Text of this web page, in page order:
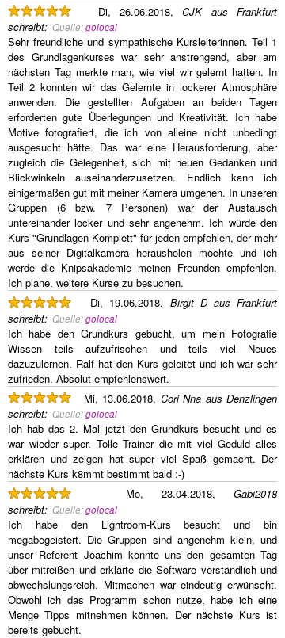
Di, 26.06.2018,CJK aus Frankfurt
schreibt: Quelle:golocal
Sehr freundliche und sympathische Kursleiterinnen. Teil 1
des Grundlagenkurses war sehr anstrengend, aber am
nächsten Tag merkte man, wie viel wir gelernt hatten. In
Teil 2 konnten wir das Gelernte in lockerer Atmosphäre
anwenden. Die gestellten Aufgaben an beiden Tagen
erforderten gute Überlegungen und Kreativität. Ich habe
Motive fotografiert, die ich von alleine nicht unbedingt
ausgesucht hätte. Das war eine Herausforderung, aber
zugleich die Gelegenheit, sich mit neuen Gedanken und
Blickwinkeln auseinanderzusetzen. Endlich kann ich
einigermaßen gut mit meiner Kamera umgehen. In unseren
Gruppen (6 bzw. 7 Personen) war der Austausch
untereinander locker und sehr angenehm. Ich würde den
Kurs "Grundlagen Komplett" für jeden empfehlen, der mehr
aus seiner Digitalkamera herausholen möchte und ich
werde die Knipsakademie meinen Freunden empfehlen.
Ich plane, weitere Kurse zu besuchen.
Di, 19.06.2018, Birgit D aus Frankfurt
schreibt: Quelle:golocal
Ich habe den Grundkurs gebucht, um mein Fotografie
Wissen teils aufzufrischen und teils viel Neues
dazuzulernen. Ralf hat den Kurs geleitet und ich war sehr
zufrieden. Absolut empfehlenswert.
Mi, 13.06.2018, Cori Nna aus Denzlingen
schreibt: Quelle:golocal
Ich hab das 2. Mal jetzt den Grundkurs besucht und es
war wieder super. Tolle Trainer die mit viel Geduld alles
erklären und zeigen hat super viel Spaß gemacht. Der
nächste Kurs k8mmt bestimmt bald :-)
Mo, 23.04.2018, Gabi2018
schreibt: Quelle:golocal
Ich habe den Lightroom-Kurs besucht und bin
megabegeistert. Die Gruppen sind angenehm klein, und
unser Referent Joachim konnte uns den gesamten Tag
über mitreißen und erklärte die Software verständlich und
abwechslungsreich. Mitmachen war eindeutig erwünscht.
Obwohl ich das Programm schon nutze, habe ich eine
Menge Tipps mitnehmen können. Der nächste Kurs ist
bereits gebucht.